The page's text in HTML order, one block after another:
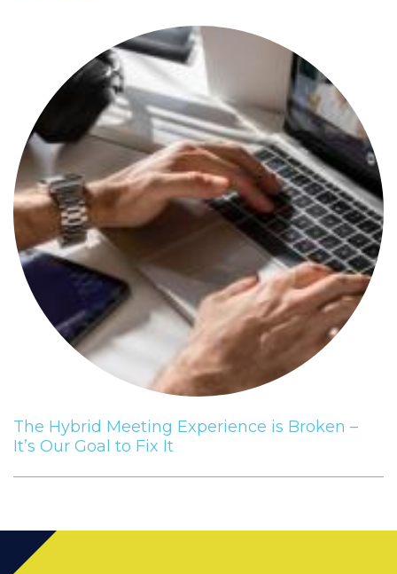
The Hybrid Meeting Experience is Broken –
It’s Our Goal to Fix It